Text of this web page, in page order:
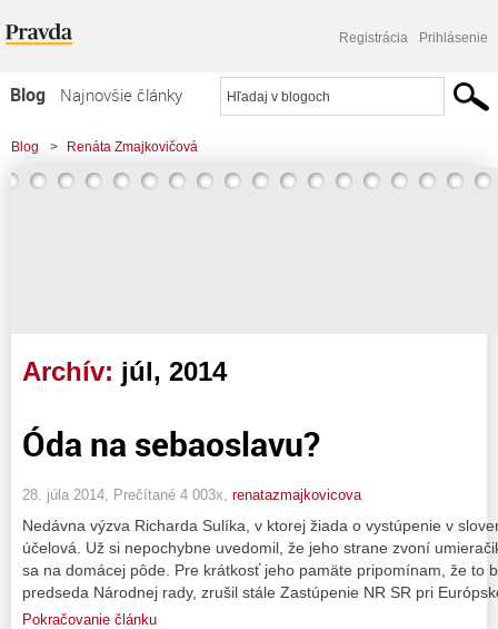
Registrácia Prihlásenie
Blog
Najnovšie články
Najčítanejšie články
Najkomentovanejšie články
Blog > Renáta Zmajkovičová
Archív: júl, 2014
Óda na sebaoslavu?
28. júla 2014, Prečítané 4 003x, renatazmajkovicova
Nedávna výzva Richarda Sulíka, v ktorej žiada o vystúpenie v
účelová. Už si nepochybne uvedomil, že jeho strane zvoní
sa na domácej pôde. Pre krátkosť jeho pamäte pripomínam, že to
predseda Národnej rady, zrušil stále Zastúpenie NR SR pri
Pokračovanie článku